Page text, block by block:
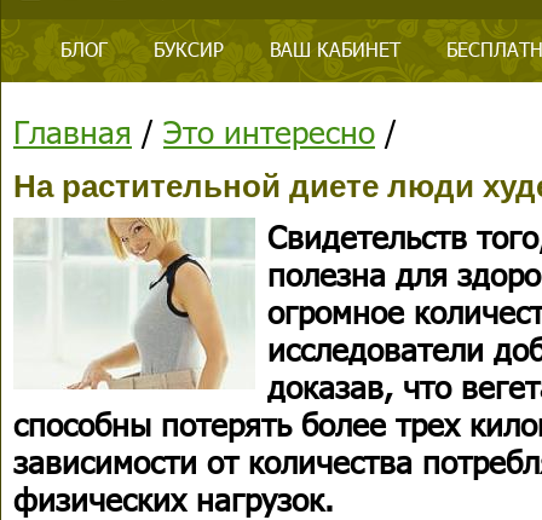
БЛОГ БУКСИР ВАШ КАБИНЕТ
Главная / Это интересно /
На растительной диете люди
Свидетельств
полезна для
огромное
исследователи
доказав, что
способны потерять более трех
зависимости от количества
физических нагрузок.